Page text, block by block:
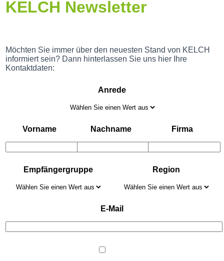
KELCH Newsletter
Möchten Sie immer über den neuesten Stand von KELCH
informiert sein? Dann hinterlassen Sie uns hier Ihre
Kontaktdaten:
Anrede
Vorname Nachname Firma
Empfängergruppe Region
E-Mail